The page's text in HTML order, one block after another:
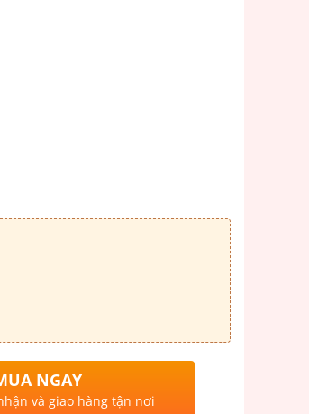
NGAY
và giao hàng tận nơi